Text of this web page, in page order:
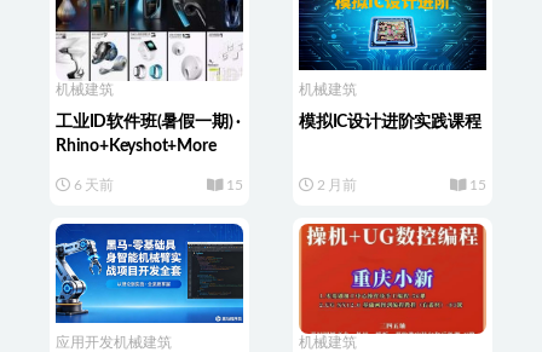
机械建筑
工业ID软件班(暑假一期) ·
Rhino+Keyshot+More
6 天前 15
机械建筑
模拟IC设计进阶实践课程
2 月前 15
应用开发机械建筑 机械建筑